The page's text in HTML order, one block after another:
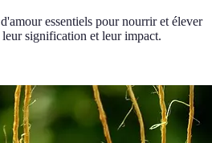
essentiels pour nourrir et élever
signification et leur impact.